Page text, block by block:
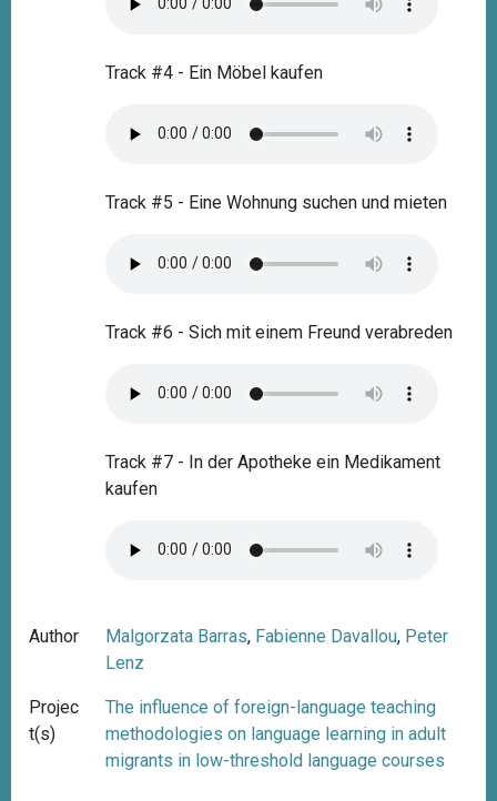
Track #4 - Ein Möbel kaufen
Track #5 - Eine Wohnung suchen und mieten
Track #6 - Sich mit einem Freund verabreden
Track #7 - In der Apotheke ein Medikament
kaufen
Author Malgorzata Barras, Fabienne Davallou, Peter
Lenz
Projec
t(s)
The influence of foreign-language teaching
methodologies on language learning in adult
migrants in low-threshold language courses